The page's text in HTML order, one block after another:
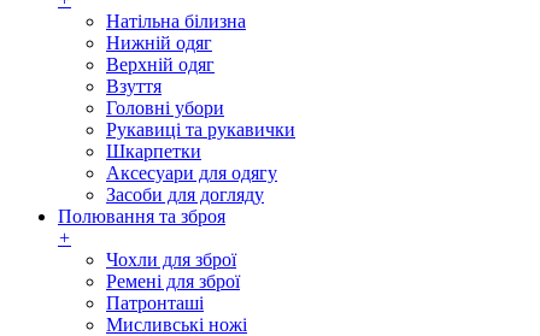
Натільна білизна
Нижній одяг
Верхній одяг
Взуття
Головні убори
Рукавиці та рукавички
Шкарпетки
Аксесуари для одягу
Засоби для догляду
Полювання та зброя
+
Чохли для зброї
Ремені для зброї
Патронташі
Мисливські ножі